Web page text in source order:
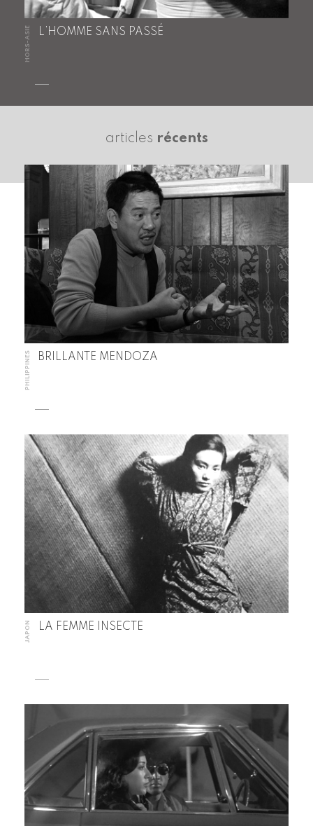
HORS-ASIE L’HOMME SANS PASSÉ
articles récents
PHILIPPINES BRILLANTE MENDOZA
JAPON LA FEMME INSECTE